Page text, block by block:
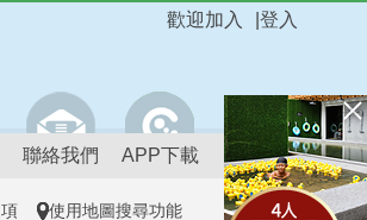
登入
歡迎加入
聯絡我們 APP下載
使用地圖搜尋功能